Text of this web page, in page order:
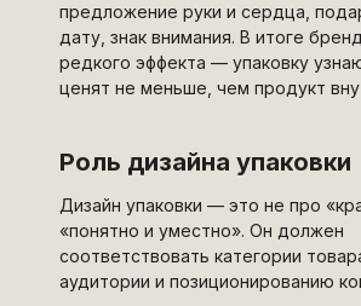
предложение руки и сердца,
дату, знак внимания. В итоге
редкого эффекта — упаковку
ценят не меньше, чем продукт
Дизайн упаковки — это не про
«понятно и уместно». Он должен
соответствовать категории
аудитории и позиционированию
Роль дизайна упаковки